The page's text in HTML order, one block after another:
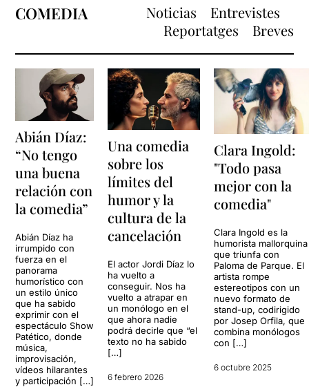
COMEDIA Noticias
Entrevistes
Reportatges
Breves
Abián Díaz:
“No tengo
una buena
relación con
la comedia”
Abián Díaz ha
irrumpido con
fuerza en el
panorama
humorístico con
un estilo único
que ha sabido
exprimir con el
espectáculo Show
Patético, donde
música,
improvisación,
vídeos hilarantes
y participación […]
Una comedia
sobre los
límites del
humor y la
cultura de la
cancelación
El actor Jordi Díaz lo
ha vuelto a
conseguir. Nos ha
vuelto a atrapar en
un monólogo en el
que ahora nadie
podrá decirle que “el
texto no ha sabido
[…]
6 febrero 2026
Clara Ingold:
"Todo pasa
mejor con la
comedia"
Clara Ingold es la
humorista mallorquina
que triunfa con
Paloma de Parque. El
artista rompe
estereotipos con un
nuevo formato de
stand-up, codirigido
por Josep Orfila, que
combina monólogos
con […]
6 octubre 2025